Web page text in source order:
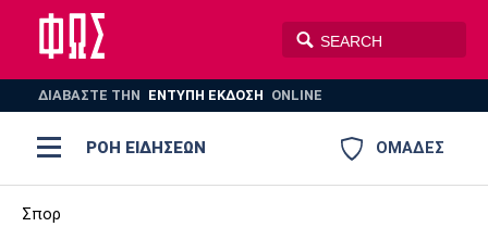
ΔΙΑΒΑΣΤΕ THN ΕΝΤΥΠΗ ΕΚΔΟΣΗ ONLINE
ΟΜΑΔΕΣ
ΡΟΗ ΕΙΔΗΣΕΩΝ
Ποδόσφαιρο
Σπορ